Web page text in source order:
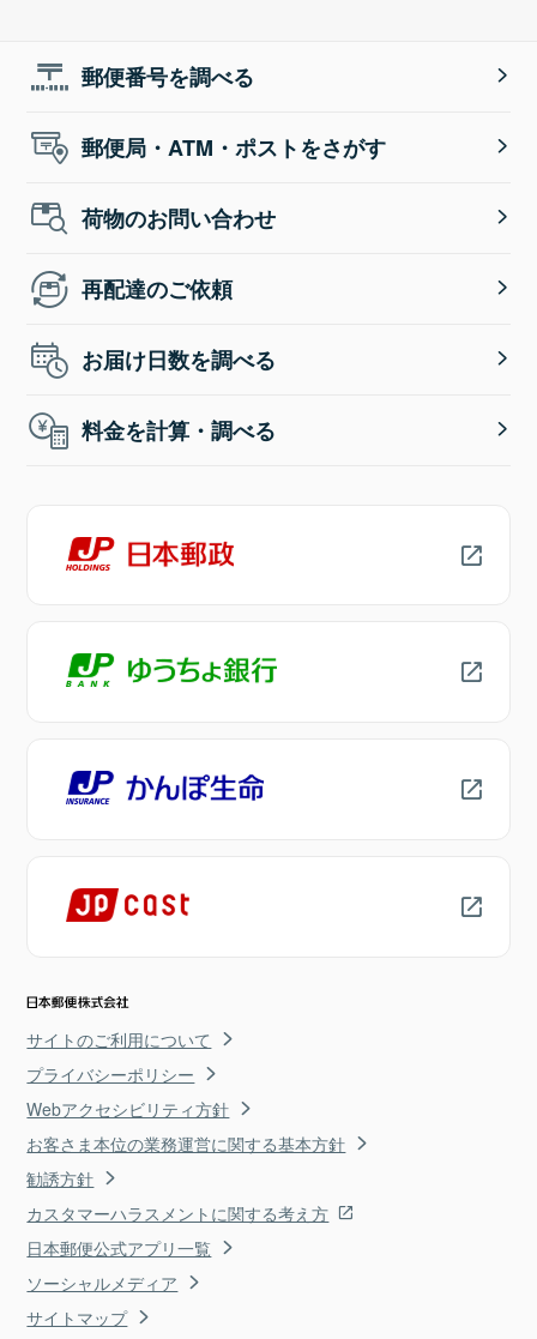
郵便番号を調べる
郵便局・ATM・ポストをさがす
荷物のお問い合わせ
再配達のご依頼
お届け日数を調べる
料金を計算・調べる
サイトのご利用について
プライバシーポリシー
Webアクセシビリティ方針
お客さま本位の業務運営に関する基本方針
勧誘方針
カスタマーハラスメントに関する考え方
日本郵便公式アプリ一覧
ソーシャルメディア
サイトマップ